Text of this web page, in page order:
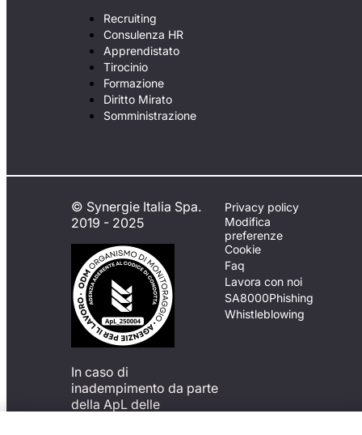
Recruiting
Consulenza HR
Apprendistato
Tirocinio
Formazione
Diritto Mirato
Somministrazione
© Synergie Italia Spa.
2019 - 2025
In caso di
inadempimento da parte
della ApL delle
Privacy policy
Modifica
preferenze
Cookie
Faq
Lavora con noi
SA8000Phishing
Whistleblowing